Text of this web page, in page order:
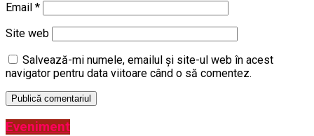
Email *
Site web
Salvează-mi numele, emailul și site-ul web în acest
navigator pentru data viitoare când o să comentez.
Eveniment